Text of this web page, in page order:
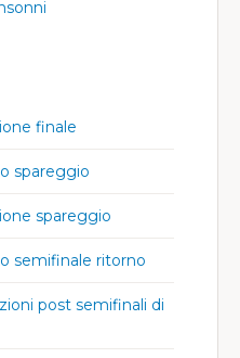
finale
spareggio
spareggio
semifinale ritorno
post semifinali di